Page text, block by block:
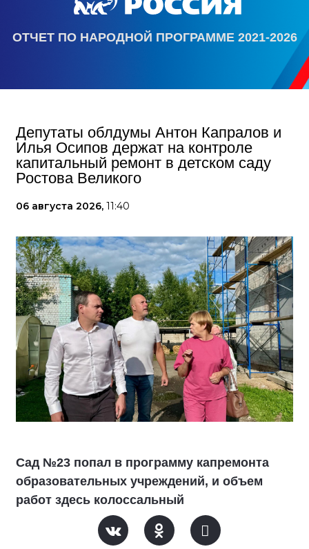
ОТЧЕТ ПО НАРОДНОЙ ПРОГРАММЕ 2021-2026
Депутаты облдумы Антон Капралов и
Илья Осипов держат на контроле
капитальный ремонт в детском саду
Ростова Великого
06 августа 2026, 11:40
Сад №23 попал в программу капремонта
образовательных учреждений, и объем
работ здесь колоссальный